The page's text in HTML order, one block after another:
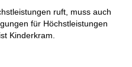
ruft, muss auch
für Höchstleistungen
Kinderkram.